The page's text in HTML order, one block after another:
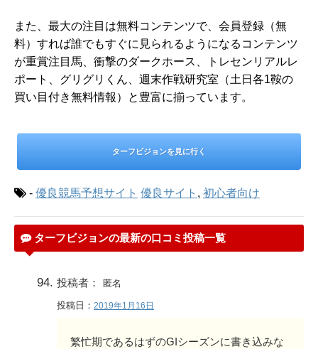
また、最大の注目は無料コンテンツで、会員登録（無
料）すれば誰でもすぐに見られるようになるコンテンツ
が重賞注目馬、衝撃のダークホース、トレセンリアルレ
ポート、グリグリくん、週末作戦研究室（土日各1鞍の
買い目付き無料情報）と豊富に揃っています。
ターフビジョンを見に行く
- 優良競馬予想サイト 優良サイト , 初心者向け
ターフビジョンの最新の口コミ投稿一覧
投稿者： 匿名
投稿日： 2019年1月16日
繁忙期であるはずのGIシーズンに書き込みな